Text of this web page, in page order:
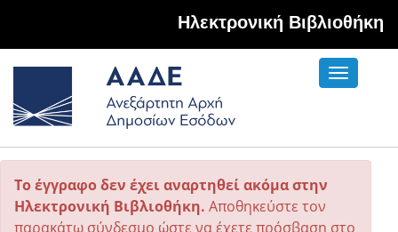
Hλεκτρονική Βιβλιοθήκη
Toggle
Το έγγραφο δεν έχει αναρτηθεί ακόμα στην
Ηλεκτρονική Βιβλιοθήκη. Αποθηκεύστε τον
παρακάτω σύνδεσμο ώστε να έχετε πρόσβαση στο